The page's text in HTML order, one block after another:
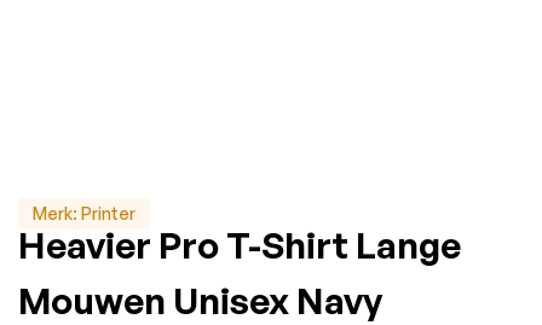
Merk: Printer
Heavier Pro T-Shirt Lange
Mouwen Unisex Navy